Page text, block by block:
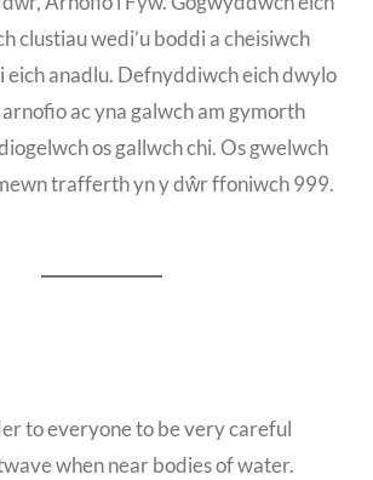
clustiau wedi’u boddi a cheisiwch
eich anadlu. Defnyddiwch eich dwylo
arnofio ac yna galwch am gymorth
os gallwch chi. Os gwelwch
trafferth yn y dŵr ffoniwch 999.
to everyone to be very careful
when near bodies of water.